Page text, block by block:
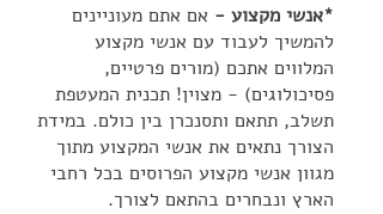
*אנשי מקצוע - אם אתם מעוניינים
להמשיך לעבוד עם אנשי מקצוע
המלווים אתכם (מורים פרטיים,
פסיכולוגים) - מצוין! תכנית המעטפת
תשלב, תתאם ותסנכרן בין כולם. במידת
הצורך נתאים את אנשי המקצוע מתוך
מגוון אנשי מקצוע הפרוסים בכל רחבי
הארץ ונבחרים בהתאם לצורך.